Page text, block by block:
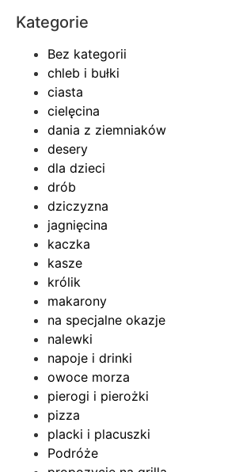
Kategorie
Bez kategorii
chleb i bułki
ciasta
cielęcina
dania z ziemniaków
desery
dla dzieci
drób
dziczyzna
jagnięcina
kaczka
kasze
królik
makarony
na specjalne okazje
nalewki
napoje i drinki
owoce morza
pierogi i pierożki
pizza
placki i placuszki
Podróże